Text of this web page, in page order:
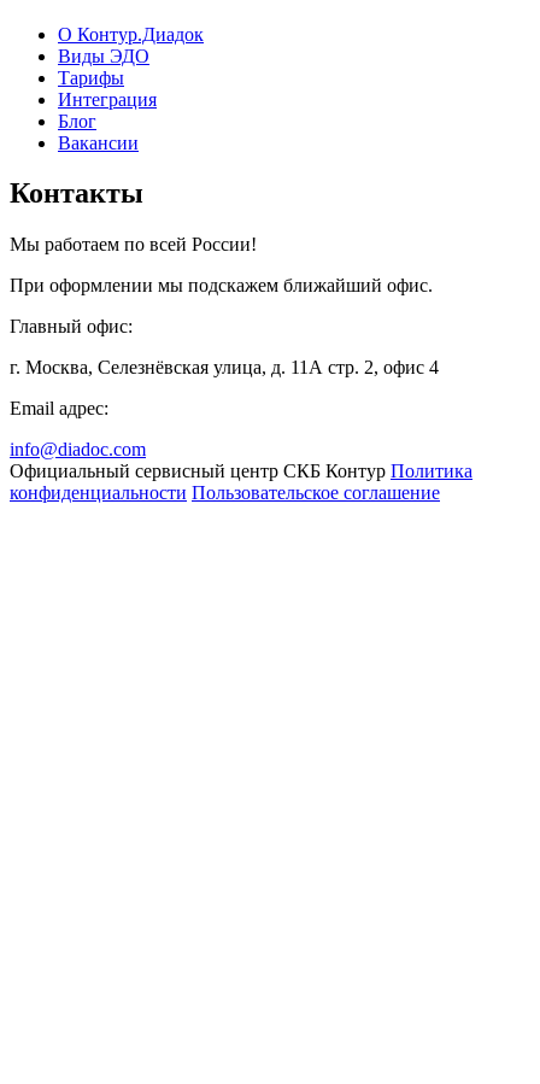
О Контур.Диадок
Виды ЭДО
Тарифы
Интеграция
Блог
Вакансии
Контакты
Мы работаем по всей России!
При оформлении мы подскажем ближайший офис.
Главный офис:
г. Москва, Селезнёвская улица, д. 11А стр. 2, офис 4
Email адрес:
info@diadoc.com
Официальный сервисный центр СКБ Контур Политика
конфиденциальности Пользовательское соглашение